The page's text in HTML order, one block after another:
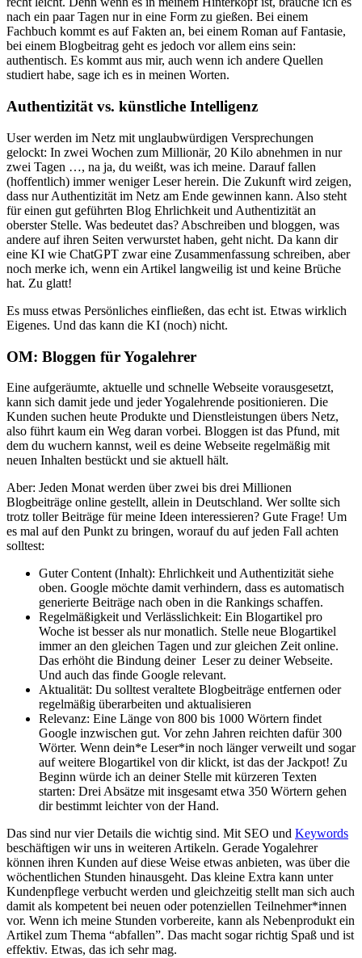
nach ein paar Tagen nur in eine Form zu gießen. Bei einem
Fachbuch kommt es auf Fakten an, bei einem Roman auf Fantasie,
bei einem Blogbeitrag geht es jedoch vor allem eins sein:
authentisch. Es kommt aus mir, auch wenn ich andere Quellen
studiert habe, sage ich es in meinen Worten.
Authentizität vs. künstliche Intelligenz
User werden im Netz mit unglaubwürdigen Versprechungen
gelockt: In zwei Wochen zum Millionär, 20 Kilo abnehmen in nur
zwei Tagen …, na ja, du weißt, was ich meine. Darauf fallen
(hoffentlich) immer weniger Leser herein. Die Zukunft wird zeigen,
dass nur Authentizität im Netz am Ende gewinnen kann. Also steht
für einen gut geführten Blog Ehrlichkeit und Authentizität an
oberster Stelle. Was bedeutet das? Abschreiben und bloggen, was
andere auf ihren Seiten verwurstet haben, geht nicht. Da kann dir
eine KI wie ChatGPT zwar eine Zusammenfassung schreiben, aber
noch merke ich, wenn ein Artikel langweilig ist und keine Brüche
hat. Zu glatt!
Es muss etwas Persönliches einfließen, das echt ist. Etwas wirklich
Eigenes. Und das kann die KI (noch) nicht.
OM: Bloggen für Yogalehrer
Eine aufgeräumte, aktuelle und schnelle Webseite vorausgesetzt,
kann sich damit jede und jeder Yogalehrende positionieren. Die
Kunden suchen heute Produkte und Dienstleistungen übers Netz,
also führt kaum ein Weg daran vorbei. Bloggen ist das Pfund, mit
dem du wuchern kannst, weil es deine Webseite regelmäßig mit
neuen Inhalten bestückt und sie aktuell hält.
Aber: Jeden Monat werden über zwei bis drei Millionen
Blogbeiträge online gestellt, allein in Deutschland. Wer sollte sich
trotz toller Beiträge für meine Ideen interessieren? Gute Frage! Um
es mal auf den Punkt zu bringen, worauf du auf jeden Fall achten
solltest:
Guter Content (Inhalt): Ehrlichkeit und Authentizität siehe
oben. Google möchte damit verhindern, dass es automatisch
generierte Beiträge nach oben in die Rankings schaffen.
Regelmäßigkeit und Verlässlichkeit: Ein Blogartikel pro
Woche ist besser als nur monatlich. Stelle neue Blogartikel
immer an den gleichen Tagen und zur gleichen Zeit online.
Das erhöht die Bindung deiner Leser zu deiner Webseite.
Und auch das finde Google relevant.
Aktualität: Du solltest veraltete Blogbeiträge entfernen oder
regelmäßig überarbeiten und aktualisieren
Relevanz: Eine Länge von 800 bis 1000 Wörtern findet
Google inzwischen gut. Vor zehn Jahren reichten dafür 300
Wörter. Wenn dein*e Leser*in noch länger verweilt und sogar
auf weitere Blogartikel von dir klickt, ist das der Jackpot! Zu
Beginn würde ich an deiner Stelle mit kürzeren Texten
starten: Drei Absätze mit insgesamt etwa 350 Wörtern gehen
dir bestimmt leichter von der Hand.
Das sind nur vier Details die wichtig sind. Mit SEO und Keywords
beschäftigen wir uns in weiteren Artikeln. Gerade Yogalehrer
können ihren Kunden auf diese Weise etwas anbieten, was über die
wöchentlichen Stunden hinausgeht. Das kleine Extra kann unter
Kundenpflege verbucht werden und gleichzeitig stellt man sich auch
damit als kompetent bei neuen oder potenziellen Teilnehmer*innen
vor. Wenn ich meine Stunden vorbereite, kann als Nebenprodukt ein
Artikel zum Thema “abfallen”. Das macht sogar richtig Spaß und ist
effektiv. Etwas, das ich sehr mag.